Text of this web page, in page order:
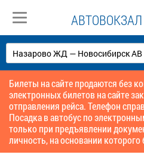
Билеты на сайте продаются без
электронных билетов на сайте
отправления рейса. Телефон
Посадка в автобус по
только при предъявлении
личность, на основании